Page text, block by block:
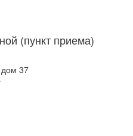
(пункт приема)
37